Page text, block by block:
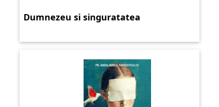
Dumnezeu si singuratatea